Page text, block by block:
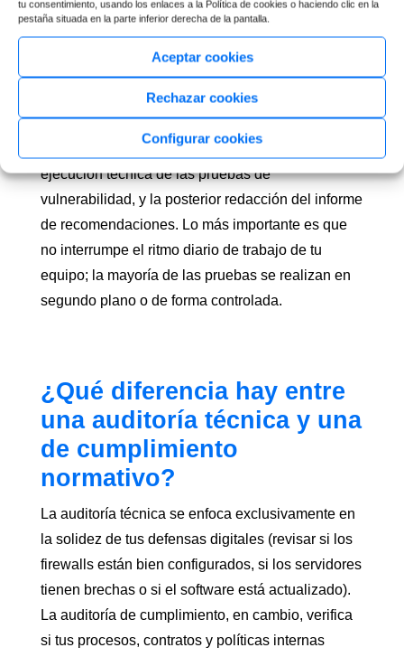
tu consentimiento, usando los enlaces a la Política de cookies o haciendo clic en la
pestaña situada en la parte inferior derecha de la pantalla.
Aceptar cookies
Rechazar cookies
Configurar cookies
ciberseguridad para una
Para una pequeña o mediana empresa estándar,
el proceso suele oscilar entre 2 y 4 semanas. Esto
incluye la fase inicial de toma de datos, la
ejecución técnica de las pruebas de
vulnerabilidad, y la posterior redacción del informe
de recomendaciones. Lo más importante es que
no interrumpe el ritmo diario de trabajo de tu
equipo; la mayoría de las pruebas se realizan en
segundo plano o de forma controlada.
¿Qué diferencia hay entre
una auditoría técnica y una
de cumplimiento
normativo?
La auditoría técnica se enfoca exclusivamente en
la solidez de tus defensas digitales (revisar si los
firewalls están bien configurados, si los servidores
tienen brechas o si el software está actualizado).
La auditoría de cumplimiento, en cambio, verifica
si tus procesos, contratos y políticas internas